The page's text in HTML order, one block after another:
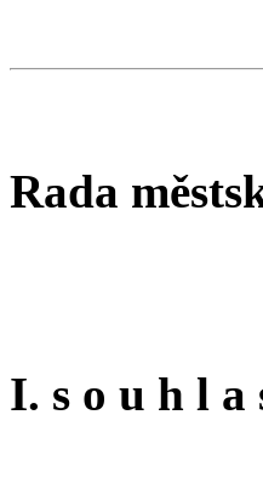
Rada
I. s o u h l a